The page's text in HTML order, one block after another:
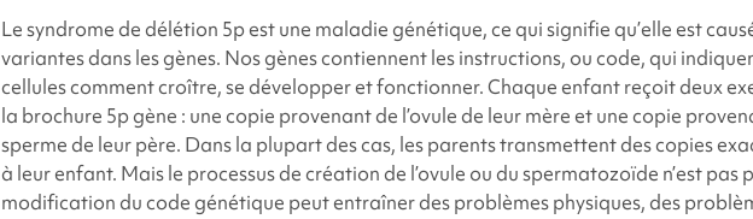
Lesyndrome de délétion 5pest une maladie génétique, ce qui signifie qu’elle est
variantes dans les gènes. Nos gènes contiennent les instructions, ou code, qui
cellules comment croître, se développer et fonctionner. Chaque enfant reçoit deux
la brochure 5p gène : une copie provenant de l’ovule de leur mère et une copie
sperme de leur père. Dans la plupart des cas, les parents transmettent des copies
à leur enfant. Mais le processus de création de l’ovule ou du spermatozoïde n’est pas
modification du code génétique peut entraîner des problèmes physiques, des